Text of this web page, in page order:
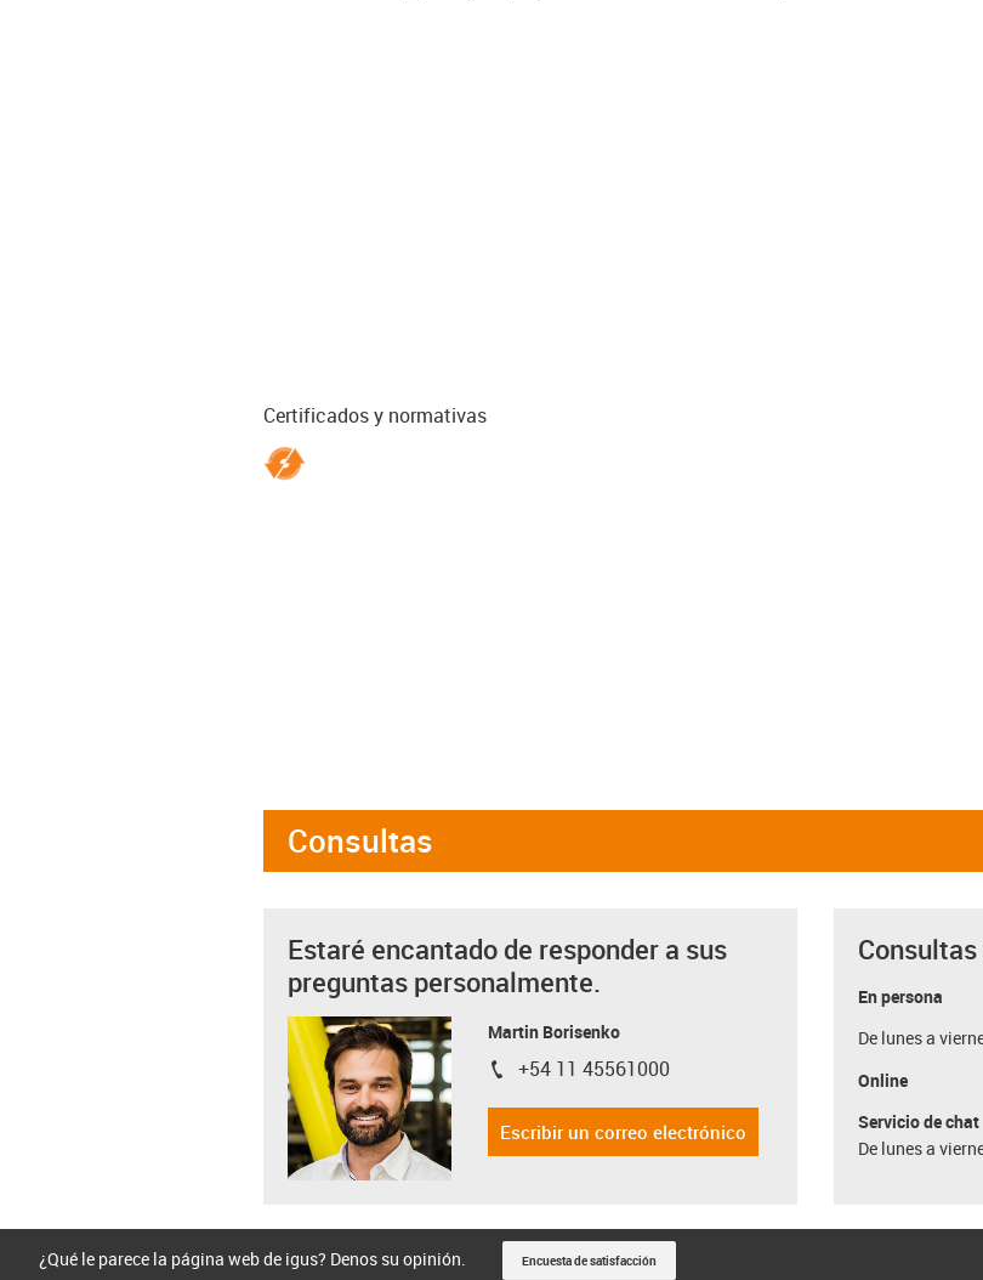
Certificados y normativas
Consultas
Estaré encantado de responder a sus
preguntas personalmente.
Martin Borisenko
igus-icon-phone
+54 11 45561000
Escribir un correo electrónico
En persona
De lunes a
Online
Servicio de chat
De lunes a
¿Qué le parece la página web de igus? Denos su opinión. Encuesta de satisfacción